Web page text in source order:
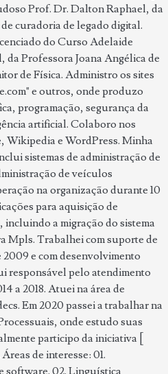
Prof. Dr. Dalton Raphael, da
curadoria de legado digital.
do Curso Adelaide
Professora Joana Angélica de
de Física. Administro os sites
e outros, onde produzo
programação, segurança da
artificial. Colaboro nos
Wikipedia e WordPress. Minha
sistemas de administração de
de veículos
na organização durante 10
para aquisição de
incluindo a migração do sistema
Mpls. Trabalhei com suporte de
e com desenvolvimento
responsável pelo atendimento
a 2018. Atuei na área de
Em 2020 passei a trabalhar na
onde estudo suas
participo da iniciativa [
de interesse: 01.
software. 02. Linguística